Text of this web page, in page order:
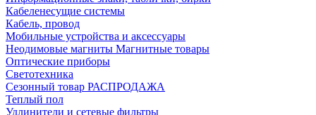
Кабеленесущие системы
Кабель, провод
Мобильные устройства и аксессуары
Неодимовые магниты Магнитные товары
Оптические приборы
Светотехника
Сезонный товар РАСПРОДАЖА
Теплый пол
Удлинители и сетевые фильтры